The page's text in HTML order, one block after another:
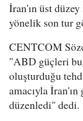
İran'ın üst
yönelik son tur
CENTCOM
"ABD güçleri
oluşturduğu
amacıyla İran'ın
düzenledi" dedi.